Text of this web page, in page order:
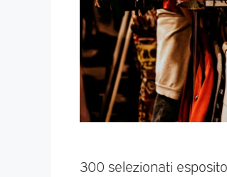
300 selezionati